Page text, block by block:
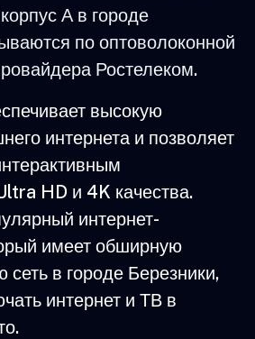
А в городе
по оптоволоконной
Ростелеком.
высокую
интернета и позволяет
HD и 4K качества.
интернет-
имеет обширную
сеть в городе Березники,
интернет и ТВ в